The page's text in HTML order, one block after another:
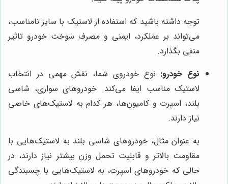
توجه داشته باشید که استفاده از لاستیک با سایز نامناسب،
می‌تواند بر عملکرد، ایمنی و مصرف سوخت خودرو تاثیر
منفی بگذارد.
نوع خودرو: نوع خودروی شما، نقش مهمی در انتخاب
لاستیک مناسب ایفا می‌کند. خودروهای سواری، شاسی
بلند، اسپرت و کامیون‌ها، هر کدام به لاستیک‌های خاصی
نیاز دارند.
به عنوان مثال، خودروهای شاسی بلند به لاستیک‌هایی با
مقاومت بالاتر و قابلیت تحمل وزن بیشتر نیاز دارند، در
حالی که خودروهای اسپرت، به لاستیک‌هایی با چسبندگی